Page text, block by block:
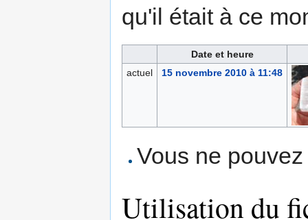
qu'il était à ce
Date et heure
actuel
15 novembre 2010 à 11:48
Vous ne
Utilisation du